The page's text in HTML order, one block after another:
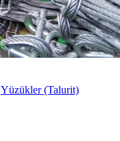
Yüzükler (Talurit)